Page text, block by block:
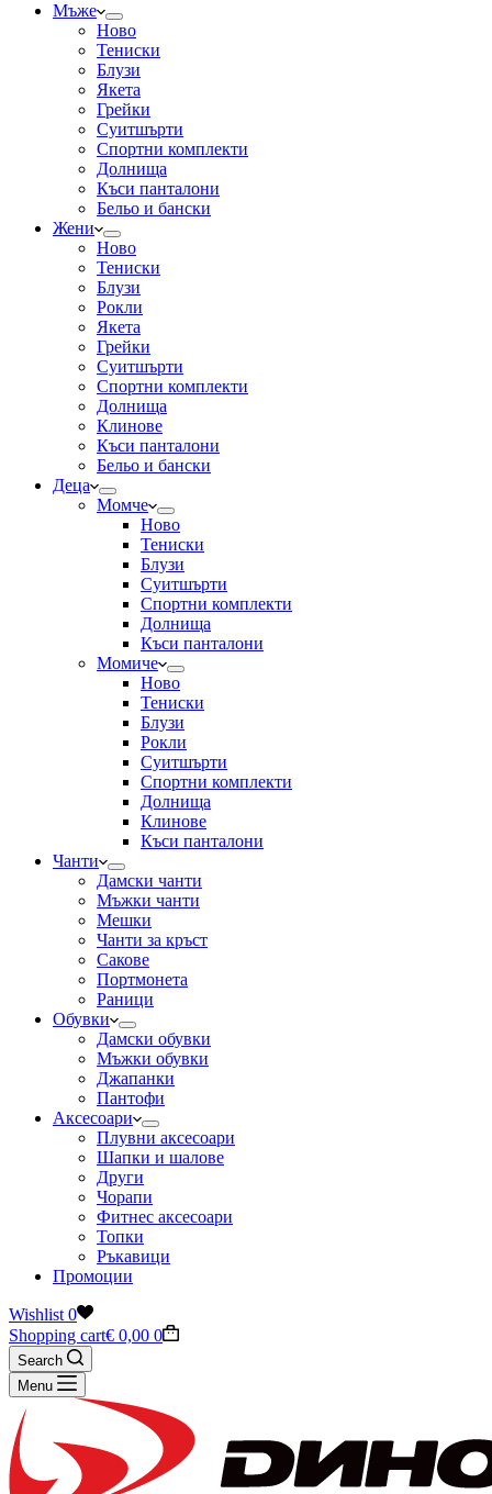
Мъже
Ново
Тениски
Блузи
Якета
Грейки
Суитшърти
Спортни комплекти
Долнища
Къси панталони
Бельо и бански
Жени
Ново
Тениски
Блузи
Рокли
Якета
Грейки
Суитшърти
Спортни комплекти
Долнища
Клинове
Къси панталони
Бельо и бански
Деца
Момче
Ново
Тениски
Блузи
Суитшърти
Спортни комплекти
Долнища
Къси панталони
Момиче
Ново
Тениски
Блузи
Рокли
Суитшърти
Спортни комплекти
Долнища
Клинове
Къси панталони
Чанти
Дамски чанти
Мъжки чанти
Мешки
Чанти за кръст
Сакове
Портмонета
Раници
Обувки
Дамски обувки
Мъжки обувки
Джапанки
Пантофи
Аксесоари
Плувни аксесоари
Шапки и шалове
Други
Чорапи
Фитнес аксесоари
Топки
Ръкавици
Промоции
Wishlist 0
Shopping cart€ 0,00 0
Search
Menu